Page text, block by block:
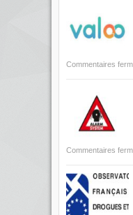
Commentaires
Commentaires